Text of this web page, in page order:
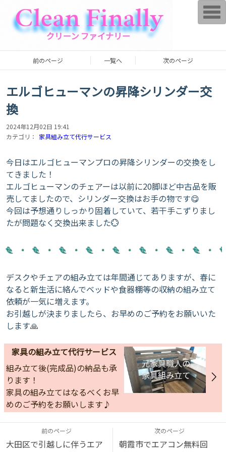
前のページ 一覧へ 次のページ
エルゴヒューマンの昇降シリンダー交
換
2024年12月02日 19:41
カテゴリ：
家具組み立て代行サービス
今日はエルゴヒューマンプロの昇降シリンダーの交換をし
てきました！
エルゴヒューマンのチェアーは以前に20脚ほど中古品を販
売してましたので、シリンダー交換はお手の物です😋
今回は予想通りしっかり固着していて、若干手こずりまし
たが問題なく交換出来ました💮
デスクやチェアの組み立ては年間通じてありますが、春に
なると新生活に絡んでベッドや食器棚等の収納の組み立て
依頼が一気に増えます。
お引越しが決まりましたら、お早めのご予約をお願いいた
します🙏
家具の組み立て代行サービス
組み立て後(完成品)の納品も承
ります！
家具の組み立てはなるべくお早
めのご予約をお願いします♪
前のページ
大田区で引越しに伴うエア
次のページ
朝霞市でエアコン無料回
T
o
g
v
a